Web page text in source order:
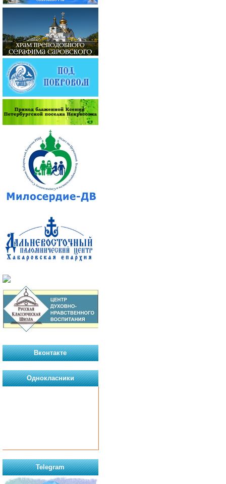
Вконтакте
Однокласники
Telegram